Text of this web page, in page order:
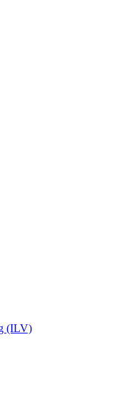
(ILV)